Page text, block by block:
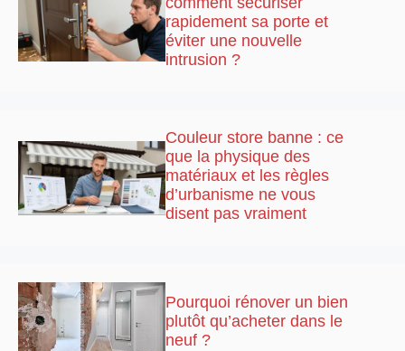
rapidement sa porte et
éviter une nouvelle
intrusion ?
Couleur store banne : ce
que la physique des
matériaux et les règles
d’urbanisme ne vous
disent pas vraiment
Pourquoi rénover un bien
plutôt qu’acheter dans le
neuf ?